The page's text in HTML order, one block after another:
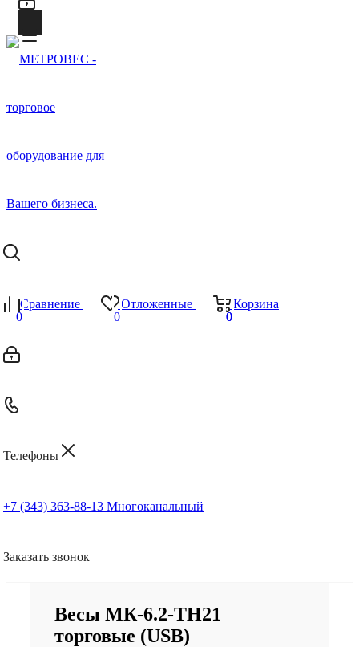
Сравнение
0
Отложенные
0
Корзина
0
0
Телефоны
+7 (343) 363-88-13 Многоканальный
Заказать звонок
Весы МК-6.2-ТН21
торговые (USB)